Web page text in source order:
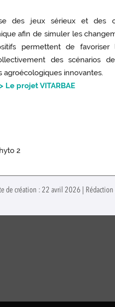
des jeux sérieux et des
afin de simuler les
permettent de favoriser
des scénarios
agroécologiques innovantes.
> Le projet VITARBAE
2
de création : 22 avril 2026 | Rédaction